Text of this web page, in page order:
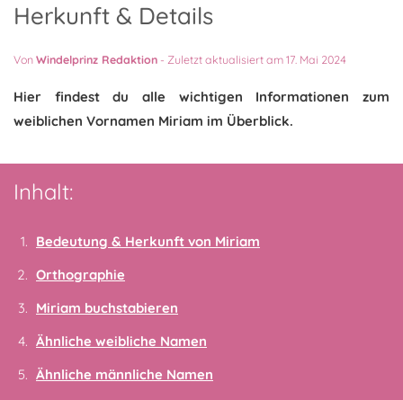
Herkunft & Details
VonWindelprinz Redaktion - Zuletzt aktualisiert am 17. Mai 2024
Hier findest du alle wichtigen Informationen zum
weiblichen Vornamen Miriam im Überblick.
Inhalt:
Bedeutung & Herkunft von Miriam
Orthographie
Miriam buchstabieren
Ähnliche weibliche Namen
Ähnliche männliche Namen